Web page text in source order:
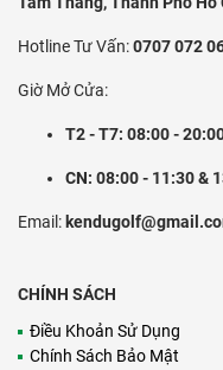
Hotline Tư Vấn:0707 072
Giờ Mở Cửa:
T2 - T7: 08:00 -
CN: 08:00 - 11:30 &
Email:
CHÍNH SÁCH
Điều Khoản Sử Dụng
Chính Sách Bảo Mật